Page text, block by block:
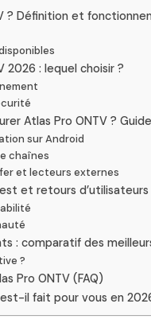
? Définition et
2026 : lequel choisir ?
Atlas Pro ONTV ?
sur Android
chaînes
et lecteurs externes
et retours d’utilisateurs
: comparatif des
?
Pro ONTV (FAQ)
il fait pour vous en